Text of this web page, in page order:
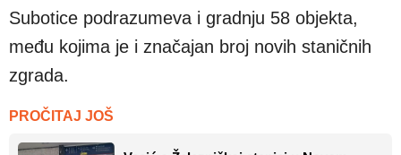
Subotice podrazumeva i gradnju 58 objekta,
među kojima je i značajan broj novih staničnih
zgrada.
PROČITAJ JOŠ